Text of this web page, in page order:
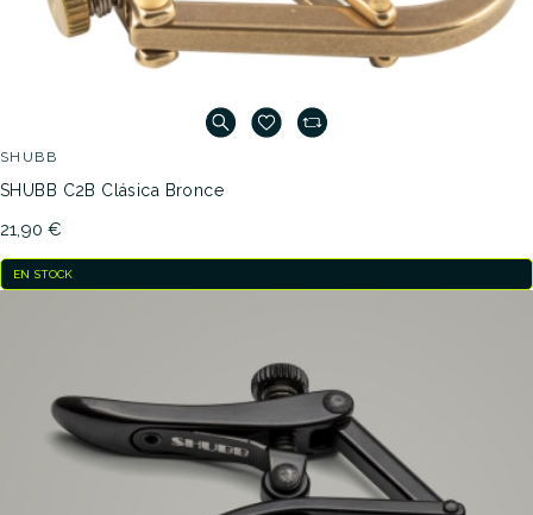
SHUBB
SHUBB C2B Clásica Bronce
21,90 €
EN STOCK